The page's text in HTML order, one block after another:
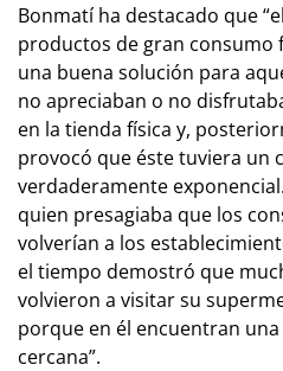
Bonmatí ha destacado que
productos de gran consumo
una buena solución para
no apreciaban o no
en la tienda física y,
provocó que éste tuviera un
verdaderamente
quien presagiaba que los
volverían a los
el tiempo demostró que
volvieron a visitar su
porque en él encuentran
cercana”.